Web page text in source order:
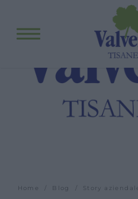
Blog
Eventi e visite
Visite guidate
Home Blog / Story aziendale